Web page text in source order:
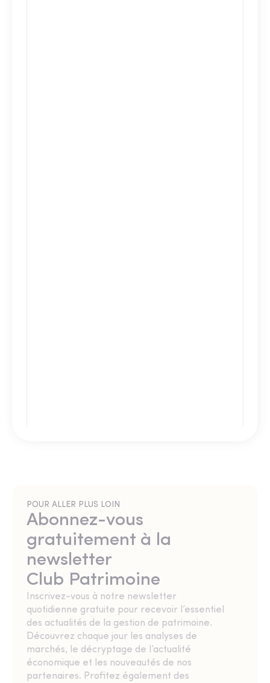
POUR ALLER PLUS LOIN
Abonnez-vous
gratuitement à la
newsletter
Club Patrimoine
Inscrivez-vous à notre newsletter
quotidienne gratuite pour recevoir l’essentiel
des actualités de la gestion de patrimoine.
Découvrez chaque jour les analyses de
marchés, le décryptage de l’actualité
économique et les nouveautés de nos
partenaires. Profitez également des